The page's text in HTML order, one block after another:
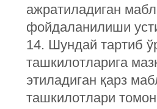
ажратиладиган
фойдаланилиши
14. Шундай тартиб
ташкилотларига
этиладиган қарз
ташкилотлари